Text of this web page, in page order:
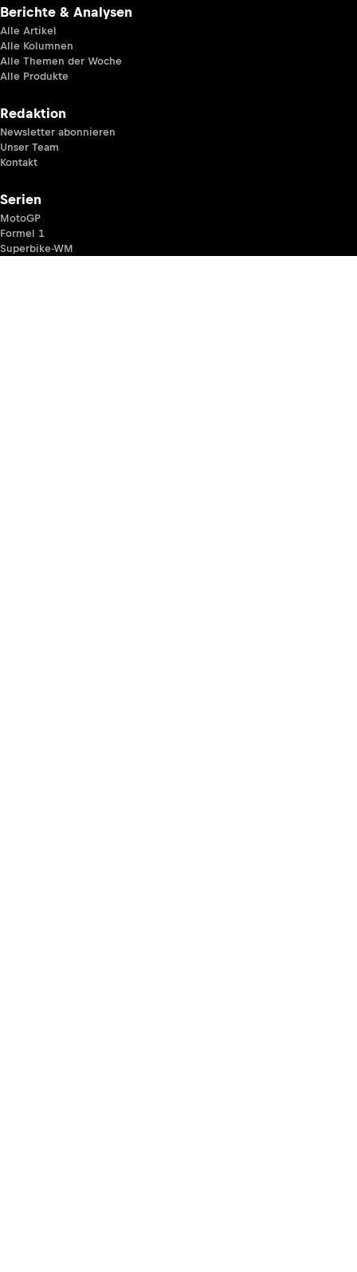
Berichte & Analysen
Alle Artikel
Alle Kolumnen
Alle Themen der Woche
Alle Produkte
Redaktion
Newsletter abonnieren
Unser Team
Kontakt
Serien
MotoGP
Formel 1
Superbike-WM